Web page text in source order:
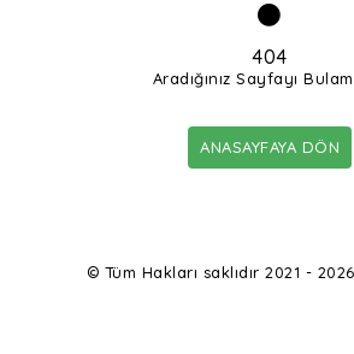
404
Aradığınız Sayfayı
ANASAYFAYA DÖN
© Tüm Hakları saklıdır 2021 -